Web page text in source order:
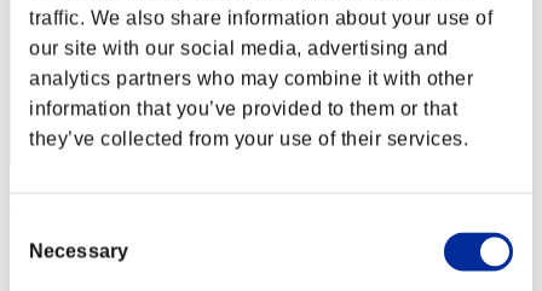
traffic. We also share information about your use of
our site with our social media, advertising and
analytics partners who may combine it with other
information that you’ve provided to them or that
they’ve collected from your use of their services.
Selection
Necessary
bf700407
スコア:Lv:94/04'54"09